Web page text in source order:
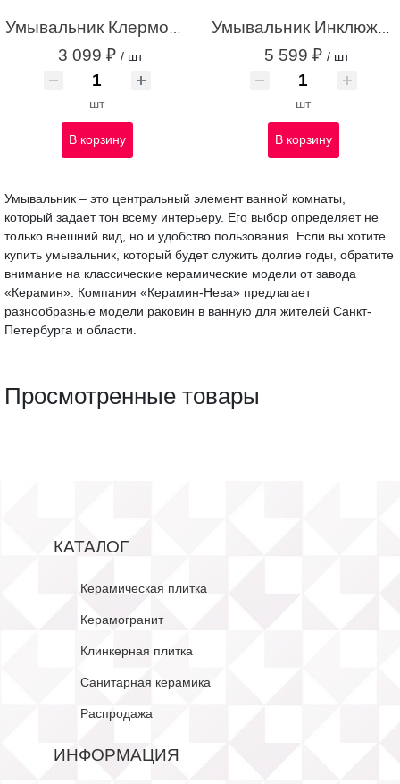
3 099 ₽ / шт
шт
В корзину
5 599 ₽ / шт
шт
В корзину
Умывальник – это центральный элемент ванной комнаты,
который задает тон всему интерьеру. Его выбор определяет не
только внешний вид, но и удобство пользования. Если вы хотите
купить умывальник, который будет служить долгие годы, обратите
внимание на классические керамические модели от завода
«Керамин». Компания «Керамин-Нева» предлагает
разнообразные модели раковин в ванную для жителей Санкт-
Петербурга и области.
Просмотренные товары
КАТАЛОГ
Керамическая плитка
Керамогранит
Клинкерная плитка
Санитарная керамика
Распродажа
ИНФОРМАЦИЯ